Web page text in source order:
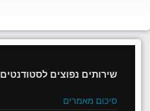
שירותים נפוצים לסטודנטים
סיכום מאמרים